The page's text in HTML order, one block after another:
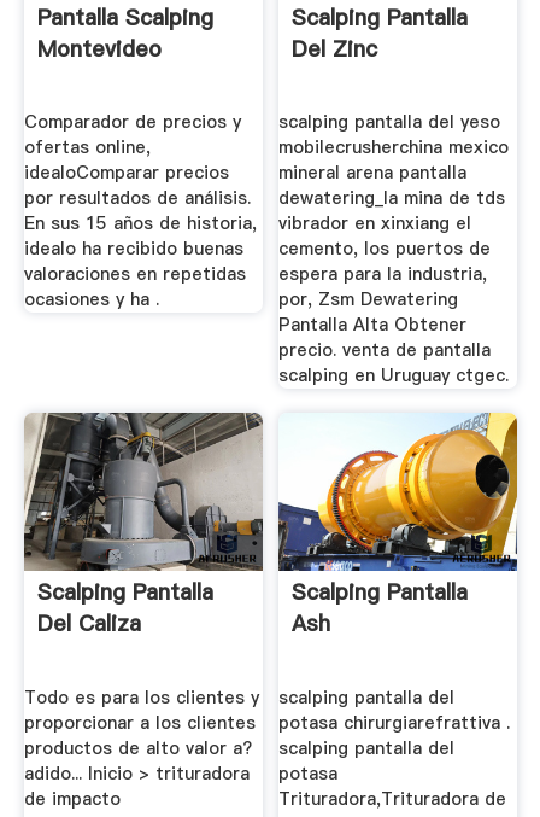
Pantalla Scalping
Montevideo
Comparador de precios y
ofertas online,
idealoComparar precios
por resultados de análisis.
En sus 15 años de historia,
idealo ha recibido buenas
valoraciones en repetidas
ocasiones y ha .
Scalping Pantalla
Del Zinc
scalping pantalla del yeso
mobilecrusherchina mexico
mineral arena pantalla
dewatering_la mina de tds
vibrador en xinxiang el
cemento, los puertos de
espera para la industria,
por, Zsm Dewatering
Pantalla Alta Obtener
precio. venta de pantalla
scalping en Uruguay ctgec.
Scalping Pantalla
Del Caliza
Todo es para los clientes y
proporcionar a los clientes
productos de alto valor a?
adido... Inicio > trituradora
de impacto
Scalping Pantalla
Ash
scalping pantalla del
potasa chirurgiarefrattiva .
scalping pantalla del
potasa
Trituradora,Trituradora de